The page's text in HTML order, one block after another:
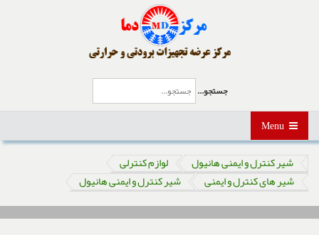
جستجو...
شیر کنترل و ایمنی هانیول
لوازم کنترلی
شیر های کنترل و ایمنی
شیر کنترل و ایمنی هانیول